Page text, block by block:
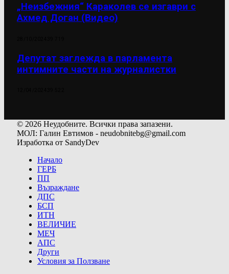
„Неизбежния“ Караколев се изгаври с
Ахмед Доган (Видео)
Депутат заглежда в парламента
интимните части на журналистки
© 2026 Неудобните. Всички права запазени.
МОЛ: Галин Евтимов - neudobnitebg@gmail.com
Изработка от SandyDev
Начало
ГЕРБ
ПП
Възраждане
ДПС
БСП
ИТН
ВЕЛИЧИЕ
МЕЧ
АПС
Други
Условия за Ползване